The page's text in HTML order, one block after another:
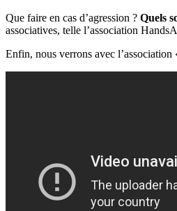
Que faire en cas d’agression ? Quels
associatives, telle l’association
Enfin, nous verrons avec